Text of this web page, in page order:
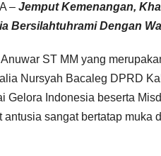
– Jemput Kemenangan,
Bersilahtuhrami Dengan
ST MM yang
Nursyah Bacaleg DPRD
Gelora Indonesia beserta
antusia sangat bertatap muka